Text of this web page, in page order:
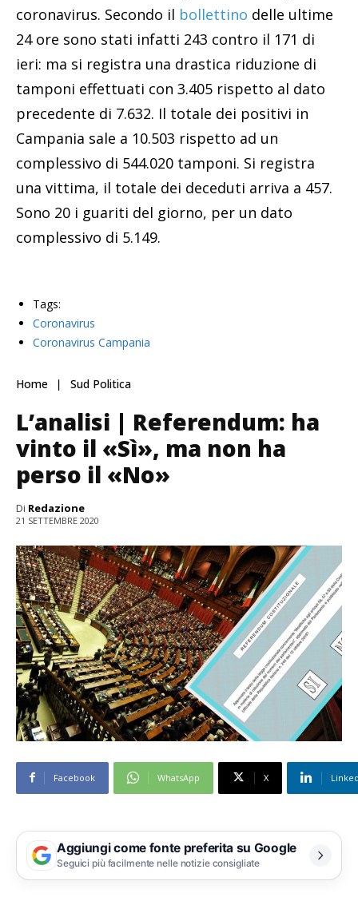
coronavirus. Secondo il bollettino delle ultime
24 ore sono stati infatti 243 contro il 171 di
ieri: ma si registra una drastica riduzione di
tamponi effettuati con 3.405 rispetto al dato
precedente di 7.632. Il totale dei positivi in
Campania sale a 10.503 rispetto ad un
complessivo di 544.020 tamponi. Si registra
una vittima, il totale dei deceduti arriva a 457.
Sono 20 i guariti del giorno, per un dato
complessivo di 5.149.
Tags:
Coronavirus
Coronavirus Campania
Home Sud Politica
L’analisi | Referendum: ha
vinto il «Sì», ma non ha
perso il «No»
Di Redazione
21 SETTEMBRE 2020
Facebook WhatsApp X
Aggiungi come fonte preferita su Google
Seguici più facilmente nelle notizie consigliate